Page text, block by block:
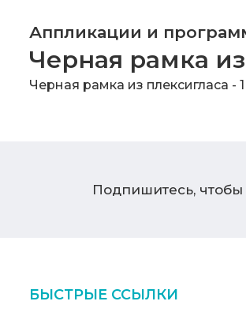
Аппликации и
Черная рамка
Черная рамка из плексигласа - 1
Подпишитесь,
БЫСТРЫЕ ССЫЛКИ